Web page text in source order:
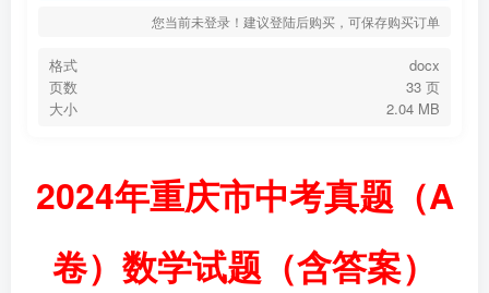
您当前未登录！建议登陆后购买，可保存购买订单
格式
docx
页数
33 页
大小
2.04 MB
2024年重庆市中考真题（A
卷）数学试题（含答案）